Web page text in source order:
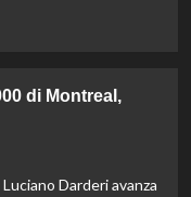
di Montreal,
Darderi avanza